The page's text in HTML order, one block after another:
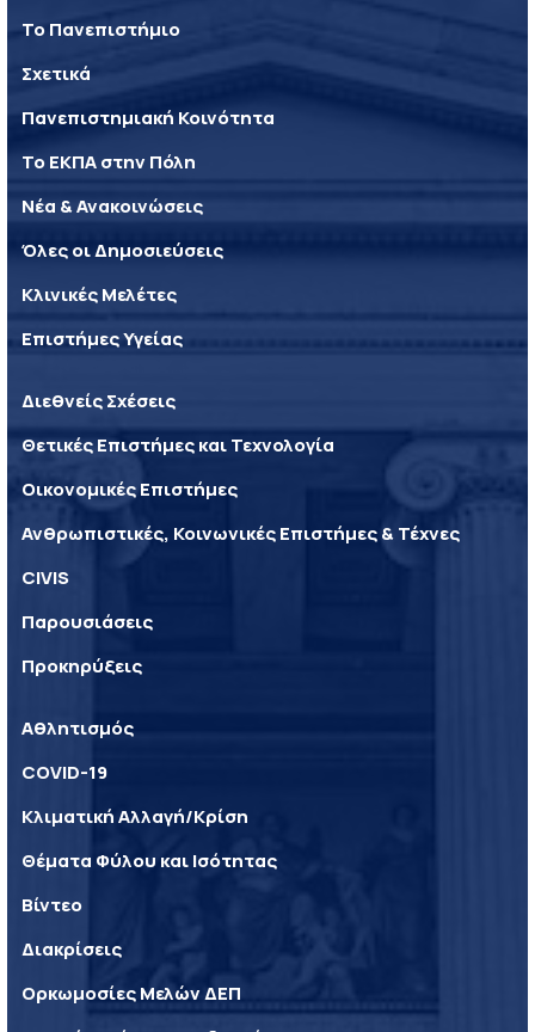
Το Πανεπιστήμιο
Σχετικά
Πανεπιστημιακή Κοινότητα
Το ΕΚΠΑ στην Πόλη
Νέα & Ανακοινώσεις
Όλες οι Δημοσιεύσεις
Κλινικές Μελέτες
Επιστήμες Υγείας
Διεθνείς Σχέσεις
Θετικές Επιστήμες και Τεχνολογία
Οικονομικές Επιστήμες
Ανθρωπιστικές, Κοινωνικές Επιστήμες & Τέχνες
CIVIS
Παρουσιάσεις
Προκηρύξεις
Αθλητισμός
COVID-19
Κλιματική Αλλαγή/Κρίση
Θέματα Φύλου και Ισότητας
Βίντεο
Διακρίσεις
Ορκωμοσίες Μελών ΔΕΠ